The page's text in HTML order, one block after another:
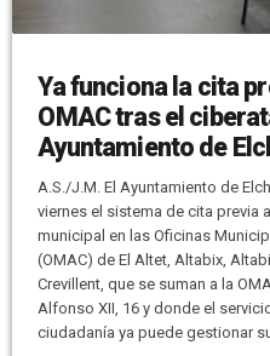
Ya funciona la cita
OMAC tras el
Ayuntamiento de
A.S./J.M. El Ayuntamiento de
viernes el sistema de cita previa
municipal en las Oficinas
(OMAC) de El Altet, Altabix,
Crevillent, que se suman a la
Alfonso XII, 16 y donde el
ciudadanía ya puede gestionar